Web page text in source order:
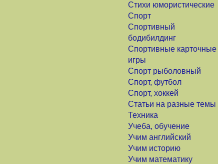
Стихи юмористические
Спорт
Спортивный
бодибилдинг
Спортивные карточные
игры
Спорт рыболовный
Спорт, футбол
Спорт, хоккей
Статьи на разные темы
Техника
Учеба, обучение
Учим английский
Учим историю
Учим математику